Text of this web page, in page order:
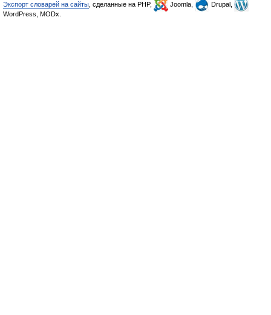
Экспорт словарей на сайты , сделанные на PHP, Joomla,
Drupal,
WordPress, MODx.